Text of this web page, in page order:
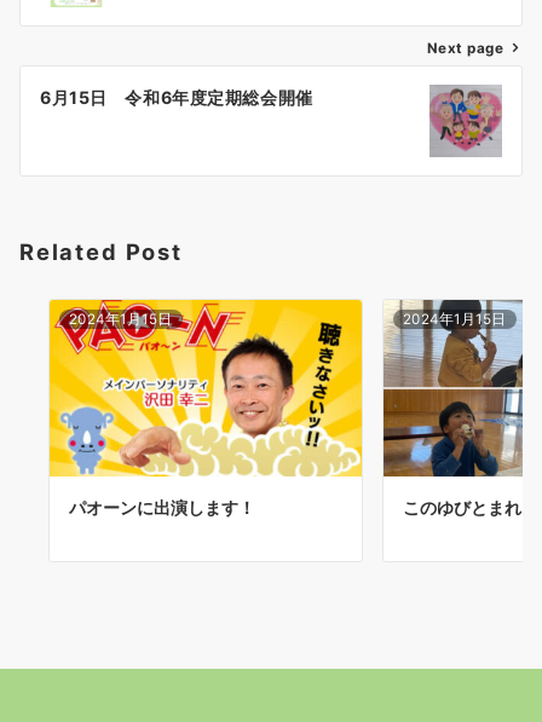
ナ
ビ
ゲ
シ
ン
Next page
6月15日 令和6年度定期総会開催
Related Post
2024年1月15日
パオーンに出演します！
2024年1月15日
このゆびとまれ